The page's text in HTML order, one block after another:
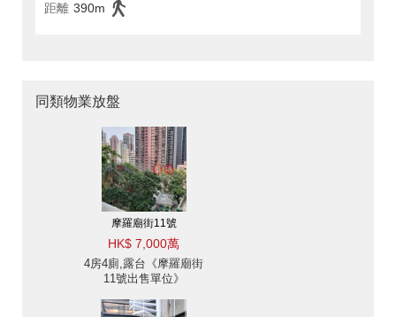
距離 390m
同類物業放盤
摩羅廟街11號
HK$ 7,000萬
4房4廁,露台《摩羅廟街
11號出售單位》